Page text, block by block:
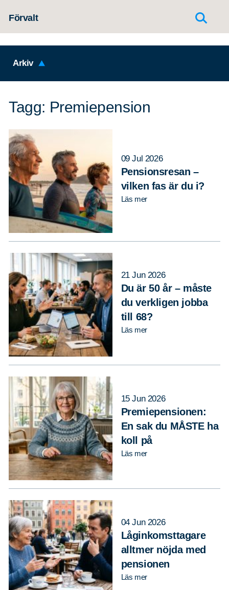
Förvalt
Arkiv
Tagg: Premiepension
09 Jul 2026
Pensionsresan –
vilken fas är du i?
Läs mer
21 Jun 2026
Du är 50 år – måste
du verkligen jobba
till 68?
Läs mer
15 Jun 2026
Premiepensionen:
En sak du MÅSTE ha
koll på
Läs mer
04 Jun 2026
Låginkomsttagare
alltmer nöjda med
pensionen
Läs mer